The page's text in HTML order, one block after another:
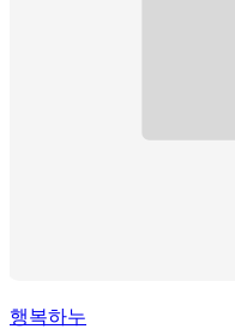
행복하누